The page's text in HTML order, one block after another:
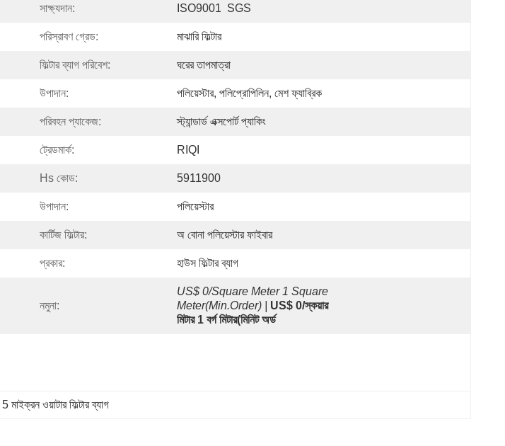
সাক্ষ্যদান: ISO9001  SGS
পরিস্রাবণ গ্রেড: মাঝারি ফিল্টার
ফিল্টার ব্যাগ পরিবেশ: ঘরের তাপমাত্রা
উপাদান: পলিয়েস্টার, পলিপ্রোপিলিন, মেশ ফ্যাব্রিক
পরিবহন প্যাকেজ: স্ট্যান্ডার্ড এক্সপোর্ট প্যাকিং
ট্রেডমার্ক: RIQI
Hs কোড: 5911900
উপাদান: পলিয়েস্টার
কার্টিজ ফিল্টার: অ বোনা পলিয়েস্টার ফাইবার
প্রকার: হাউস ফিল্টার ব্যাগ
নমুনা:
US$ 0/Square Meter 1 Square
Meter(Min.Order) |
US$ 0/স্কয়ার
মিটার 1 বর্গ মিটার(মিনিট অর্ড
5 মাইক্রন ওয়াটার ফিল্টার ব্যাগ